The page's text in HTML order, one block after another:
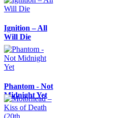
Ignition – All
Will Die
Phantom - Not
Midnight Yet